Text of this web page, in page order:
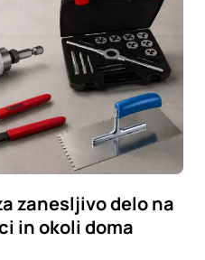
zanesljivo delo na
in okoli doma